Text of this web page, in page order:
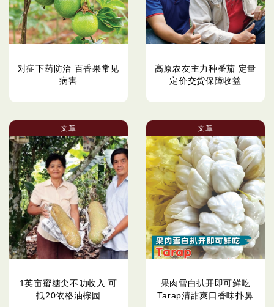
对症下药防治 百香果常见
病害
高原农友主力种番茄 定量
定价交货保障收益
文章
1英亩蜜糖尖不叻收入 可
抵20依格油棕园
文章
果肉雪白扒开即可鲜吃
Tarap清甜爽口香味扑鼻